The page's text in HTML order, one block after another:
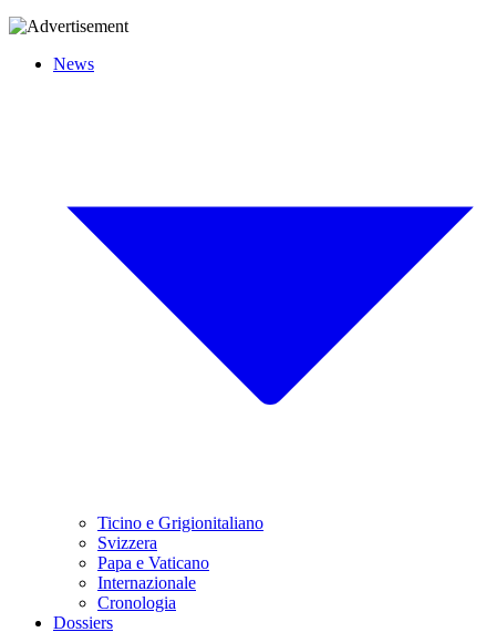
News
Ticino e Grigionitaliano
Svizzera
Papa e Vaticano
Internazionale
Cronologia
Dossiers